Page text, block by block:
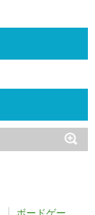
ボードゲー